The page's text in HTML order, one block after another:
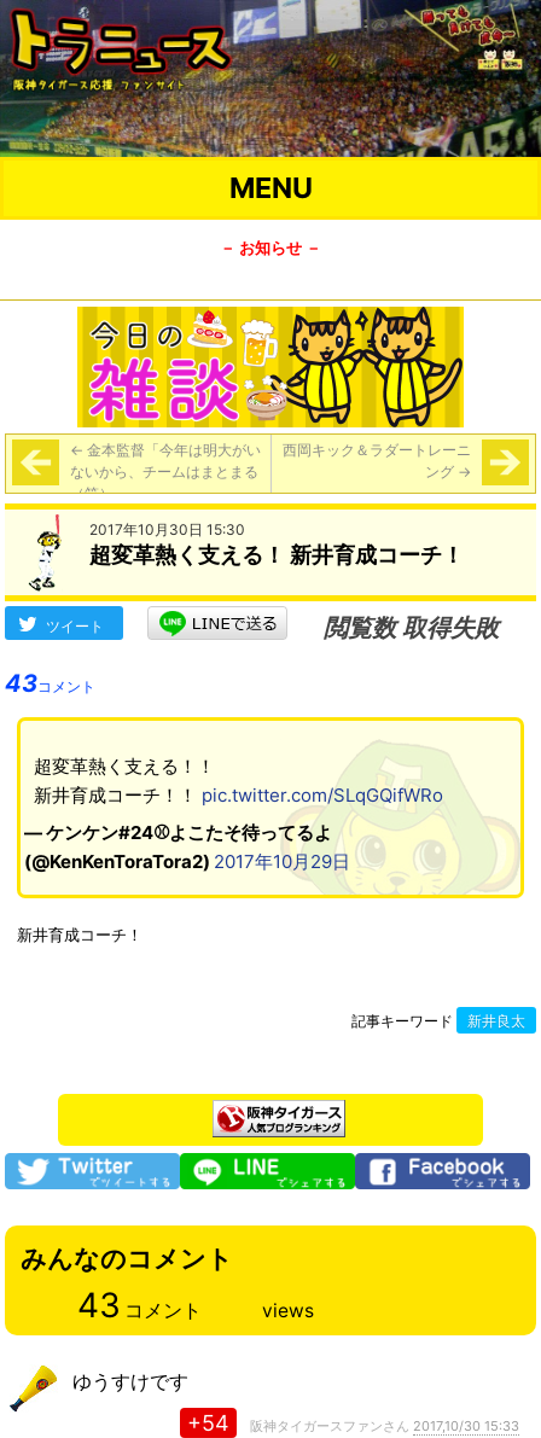
MENU
－ お知らせ －
← 金本監督「今年は明大がい
ないから、チームはまとまる
（笑）」
西岡キック＆ラダートレーニ
ング →
2017年10月30日 15:30
超変革熱く支える！ 新井育成コーチ！
ツイート
閲覧数 取得失敗
43コメント
超変革熱く支える！！
新井育成コーチ！！ pic.twitter.com/SLqGQifWRo
— ケンケン#24⚾よこたそ待ってるよ
(@KenKenToraTora2) 2017年10月29日
新井育成コーチ！
記事キーワード 新井良太
みんなのコメント
43 コメント views
ゆうすけです
+54 阪神タイガースファンさん 2017,10/30 15:33